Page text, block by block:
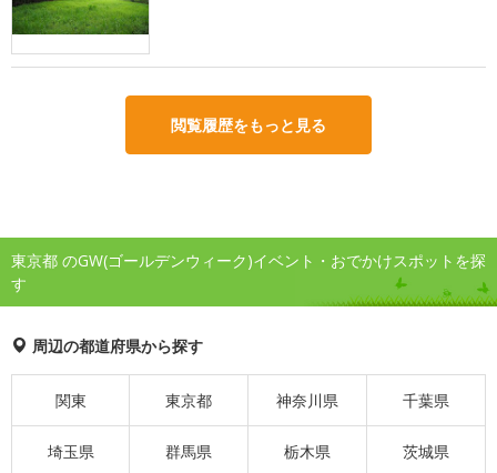
閲覧履歴をもっと見る
東京都 のGW(ゴールデンウィーク)イベント・おでかけスポットを探
す
周辺の都道府県から探す
関東 東京都 神奈川県 千葉県
埼玉県 群馬県 栃木県 茨城県